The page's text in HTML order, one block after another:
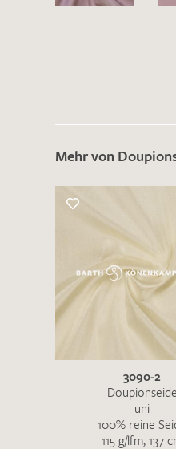
Mehr von
3090-2
Doupionseide
uni
100% reine
115 g/lfm, 137